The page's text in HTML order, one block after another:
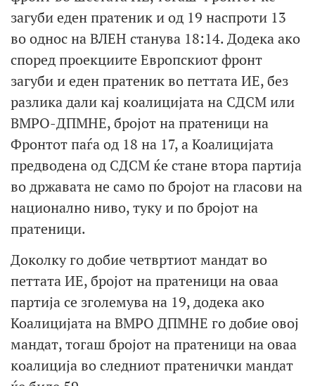
загуби еден пратеник и од 19 наспроти 13
во однос на ВЛЕН станува 18:14. Додека ако
според проекциите Европскиот фронт
загуби и еден пратеник во петтата ИЕ, без
разлика дали кај коалицијата на СДСМ или
ВМРО-ДПМНЕ, бројот на пратеници на
Фронтот паѓа од 18 на 17, а Коалицијата
предводена од СДСМ ќе стане втора партија
во државата не само по бројот на гласови на
национално ниво, туку и по бројот на
пратеници.
Доколку го добие четвртиот мандат во
петтата ИЕ, бројот на пратеници на оваа
партија се зголемува на 19, додека ако
Коалицијата на ВМРО ДПМНЕ го добие овој
мандат, тогаш бројот на пратеници на оваа
коалиција во следниот пратенички мандат